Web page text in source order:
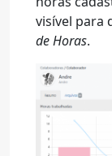
visível para
de Horas.